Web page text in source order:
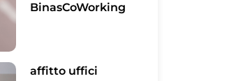
BinasCoWorking
affitto uffici